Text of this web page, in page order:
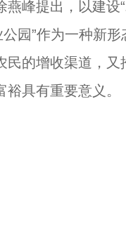
峰提出，以建设
园”作为一种新
民的增收渠道，
裕具有重要意义。